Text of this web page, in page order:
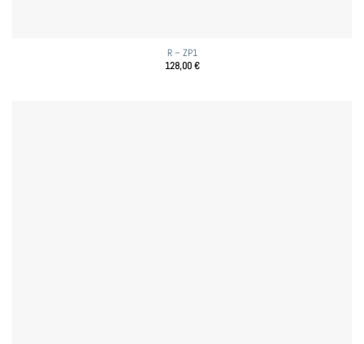
R – ZP1
128,00€